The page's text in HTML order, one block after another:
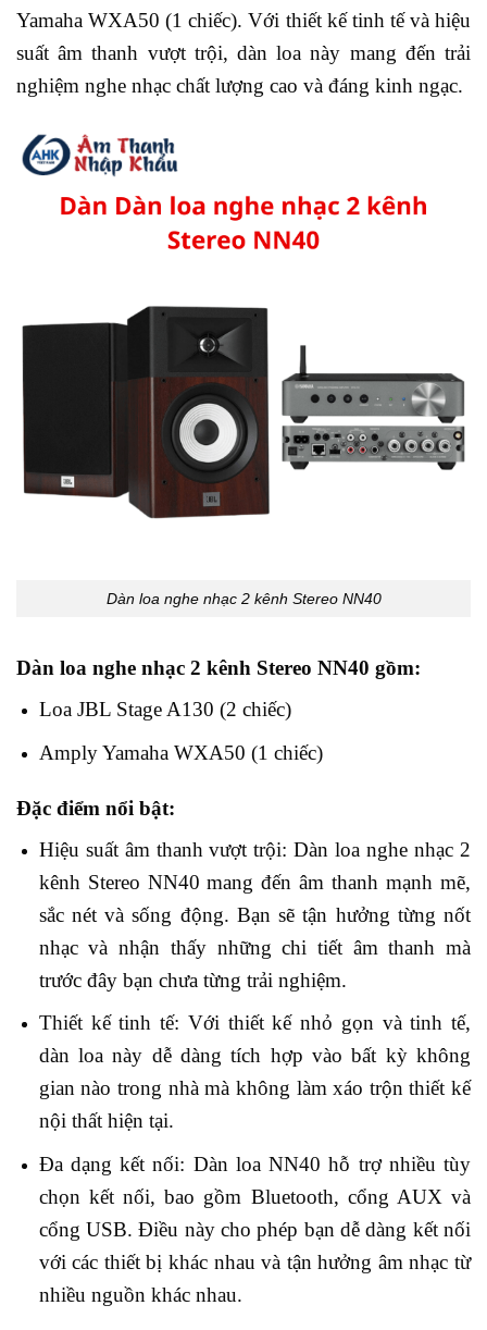
Yamaha WXA50 (1 chiếc). Với thiết kế tinh tế và hiệu
suất âm thanh vượt trội, dàn loa này mang đến trải
nghiệm nghe nhạc chất lượng cao và đáng kinh ngạc.
Dàn loa nghe nhạc 2 kênh Stereo NN40
Dàn loa nghe nhạc 2 kênh Stereo NN40 gồm:
Loa JBL Stage A130 (2 chiếc)
Amply Yamaha WXA50 (1 chiếc)
Đặc điểm nổi bật:
Hiệu suất âm thanh vượt trội: Dàn loa nghe nhạc 2
kênh Stereo NN40 mang đến âm thanh mạnh mẽ,
sắc nét và sống động. Bạn sẽ tận hưởng từng nốt
nhạc và nhận thấy những chi tiết âm thanh mà
trước đây bạn chưa từng trải nghiệm.
Thiết kế tinh tế: Với thiết kế nhỏ gọn và tinh tế,
dàn loa này dễ dàng tích hợp vào bất kỳ không
gian nào trong nhà mà không làm xáo trộn thiết kế
nội thất hiện tại.
Đa dạng kết nối: Dàn loa NN40 hỗ trợ nhiều tùy
chọn kết nối, bao gồm Bluetooth, cổng AUX và
cổng USB. Điều này cho phép bạn dễ dàng kết nối
với các thiết bị khác nhau và tận hưởng âm nhạc từ
nhiều nguồn khác nhau.